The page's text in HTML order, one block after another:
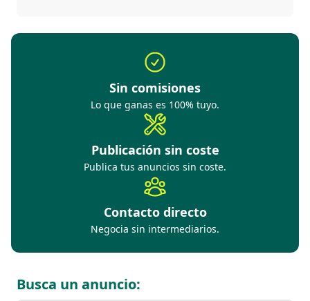
Sin comisiones
Lo que ganas es 100% tuyo.
Publicación sin coste
Publica tus anuncios sin coste.
Contacto directo
Negocia sin intermediarios.
Busca un anuncio: